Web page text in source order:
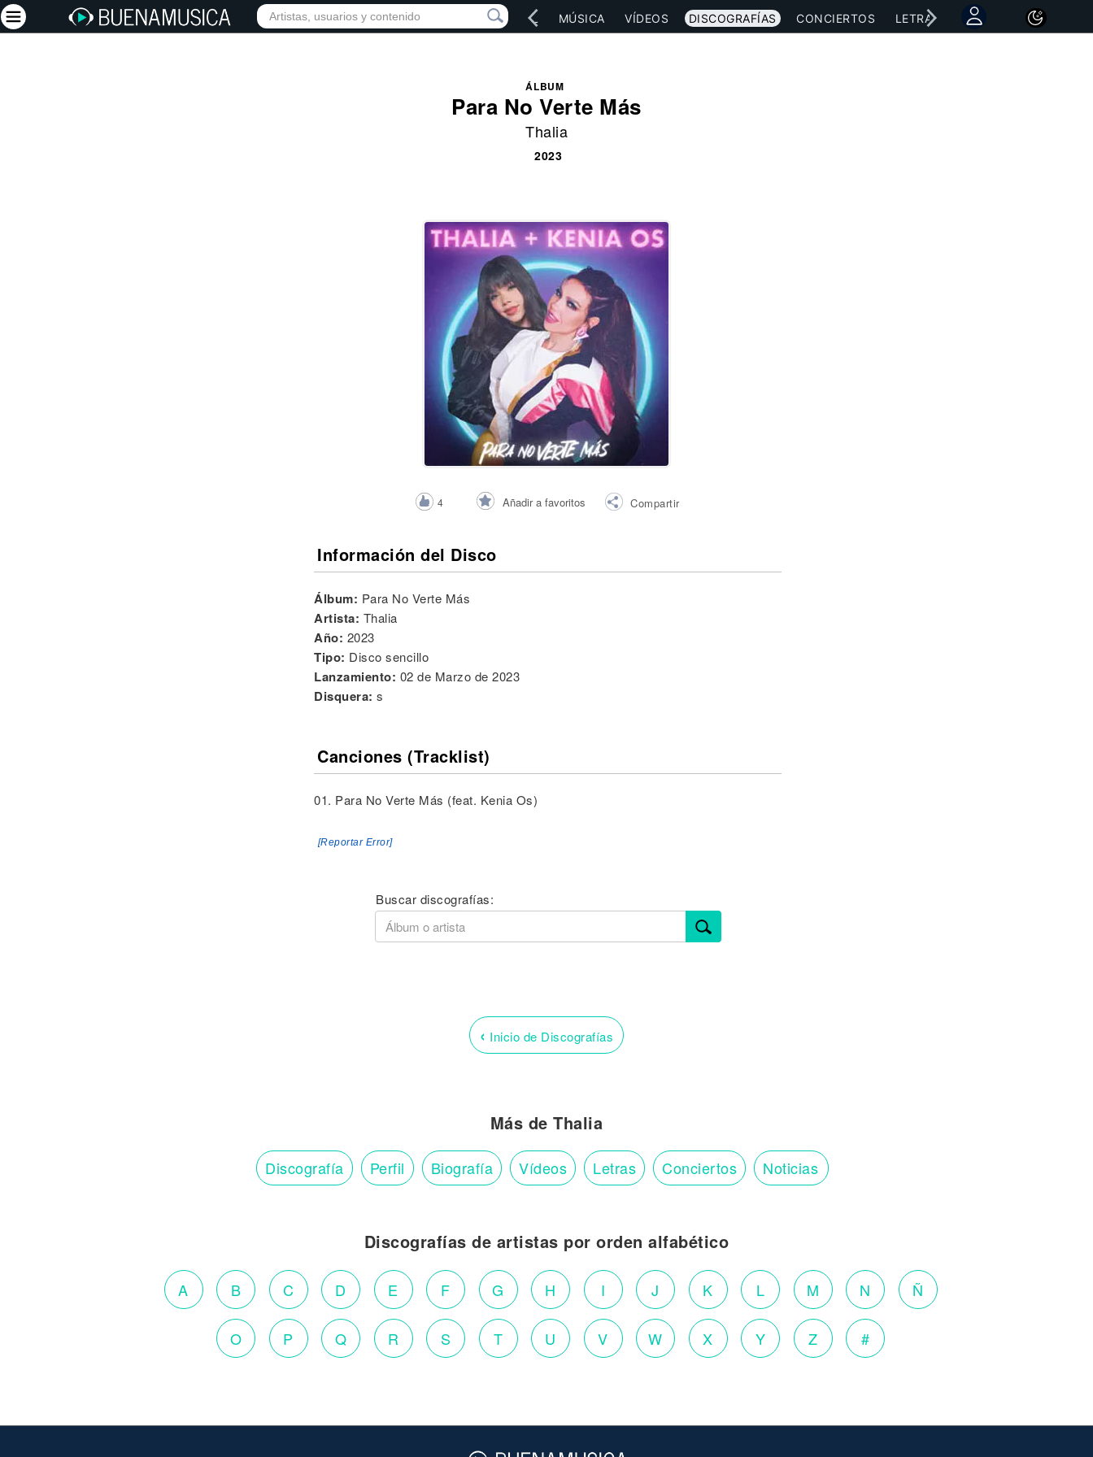
INICIO ARTISTAS RED SOCIAL MÚSICA VÍDEOS DISCOGRAFÍAS CONCIERTOS LETRAS NOTICIAS
ÁLBUM
Para No Verte Más
Thalia
2023
4 Añadir a favoritos Compartir
Información del Disco
Álbum: Para No Verte Más
Artista: Thalia
Año: 2023
Tipo: Disco sencillo
Lanzamiento: 02 de Marzo de 2023
Disquera:s
Canciones (Tracklist)
01. Para No Verte Más (feat. Kenia Os)
[Reportar Error]
Buscar discografías:
‹ Inicio de Discografías
Más de Thalia
Discografía Perfil Biografía Vídeos Letras Conciertos Noticias
Discografías de artistas por orden alfabético
A B C D E F G H I J K L M N Ñ
O P Q R S T U V W X Y Z #